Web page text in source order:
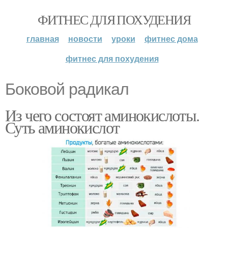
ФИТНЕС ДЛЯ ПОХУДЕНИЯ
главная новости уроки
фитнес дома
фитнес для похудения
Боковой радикал
Из чего состоят аминокислоты.
Суть аминокислот